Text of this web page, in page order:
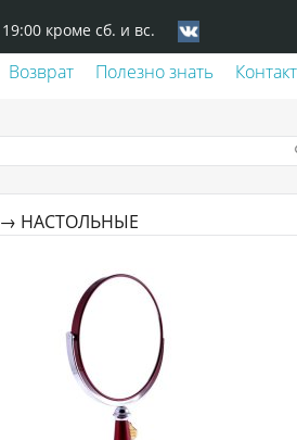
кроме сб. и вс.
Возврат Полезно знать
→ НАСТОЛЬНЫЕ